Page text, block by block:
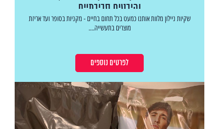
והיבטים סביבתיים
שקיות ניילון מלוות אותנו כמעט בכל תחום בחיים - מקניות בסופר ועד אריזת
מוצרים בתעשייה....
לפרטים נוספים